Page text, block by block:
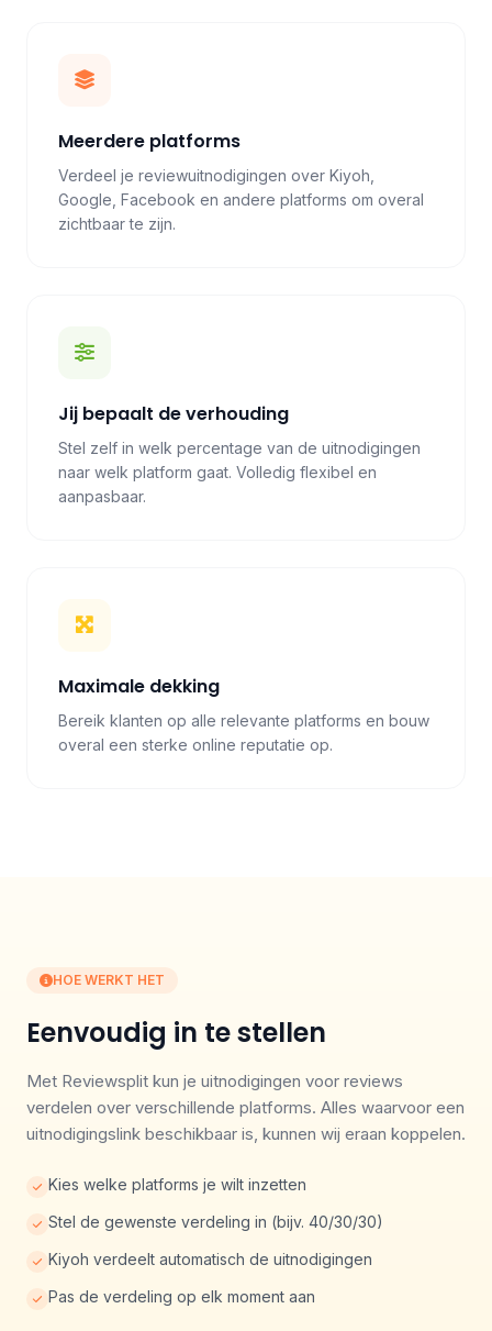
Meerdere platforms
Verdeel je reviewuitnodigingen over Kiyoh,
Google, Facebook en andere platforms om overal
zichtbaar te zijn.
Jij bepaalt de verhouding
Stel zelf in welk percentage van de uitnodigingen
naar welk platform gaat. Volledig flexibel en
aanpasbaar.
Maximale dekking
Bereik klanten op alle relevante platforms en bouw
overal een sterke online reputatie op.
HOE WERKT HET
Eenvoudig in te stellen
Met Reviewsplit kun je uitnodigingen voor reviews
verdelen over verschillende platforms. Alles waarvoor een
uitnodigingslink beschikbaar is, kunnen wij eraan koppelen.
Kies welke platforms je wilt inzetten
Stel de gewenste verdeling in (bijv. 40/30/30)
Kiyoh verdeelt automatisch de uitnodigingen
Pas de verdeling op elk moment aan